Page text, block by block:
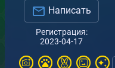
Написать
Регистрация:
2023-04-17